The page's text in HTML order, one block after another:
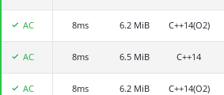
AC zhangjiahao
8ms 6.2 MiB C++14(O2)
AC 龚子淳
8ms 6.5 MiB C++14
AC Greenzhe_qwq
8ms 6.2 MiB C++14(O2)